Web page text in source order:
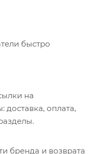
быстро
на
оплата,
бренда и возврата